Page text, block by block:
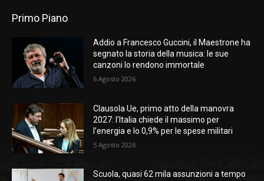
Primo Piano
Addio a Francesco Guccini, il Maestrone ha
segnato la storia della musica: le sue
canzoni lo rendono immortale
6 Agosto 2026
Clausola Ue, primo atto della manovra
2027: l’Italia chiede il massimo per
l’energia e lo 0,9% per le spese militari
5 Agosto 2026
Scuola, quasi 62 mila assunzioni a tempo